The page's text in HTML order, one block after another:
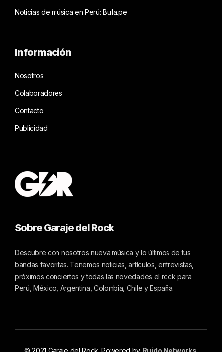
Noticias de música en Perú: Bulla.pe
Información
Nosotros
Colaboradores
Contacto
Publicidad
Sobre Garaje del Rock
Descubre con nosotros nueva música y lo últimos de tus
bandas favoritas. Tenemos noticias, artículos, entrevistas,
próximos conciertos y todas las novedades el rock para
Perú, México, Argentina, Colombia, Chile y España.
© 2021 Garaje del Rock. Powered by Ruido Networks